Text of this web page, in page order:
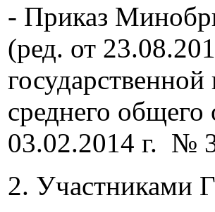
- Приказ
(ред. от
среднего
03.02.2014 г. №
2. Участниками